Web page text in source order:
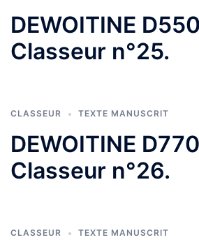
DEWOITINE
Classeur n°25.
CLASSEUR TEXTE MANUSCRIT
DEWOITINE
Classeur n°26.
CLASSEUR TEXTE MANUSCRIT